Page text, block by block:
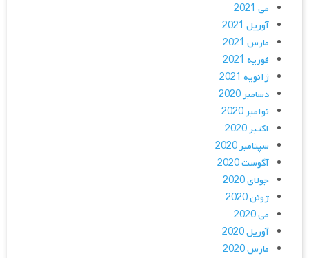
می 2021
آوریل 2021
مارس 2021
فوریه 2021
ژانویه 2021
دسامبر 2020
نوامبر 2020
اکتبر 2020
سپتامبر 2020
آگوست 2020
جولای 2020
ژوئن 2020
می 2020
آوریل 2020
مارس 2020